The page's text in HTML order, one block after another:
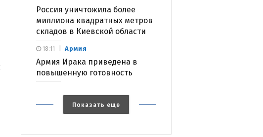
Россия уничтожила более
миллиона квадратных метров
складов в Киевской области
Армия
Армия Ирака приведена в
повышенную готовность
18:11
Показать еще